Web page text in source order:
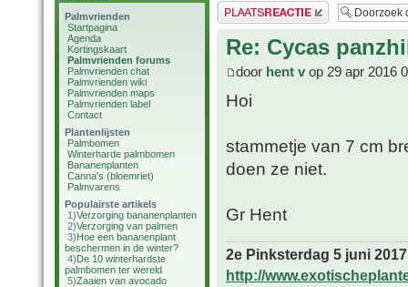
Palmvrienden
Startpagina
Agenda
Kortingskaart
Palmvrienden forums
Palmvrienden chat
Palmvrienden wiki
Palmvrienden maps
Palmvrienden label
Contact
Plantenlijsten
Palmbomen
Winterharde palmbomen
Bananenplanten
Canna's (bloemriet)
Palmvarens
Populairste artikels
1)Verzorging bananenplanten
2)Verzorging van palmen
3)Hoe een bananenplant
beschermen in de winter?
4)De 10 winterhardste
palmbomen ter wereld
5)Zaaien van avocado
Plaats een reactie
Re: Cycas
door hent v op 29 apr 2016
Hoi
stammetje van 7 cm
doen ze niet.
Gr Hent
2e Pinksterdag 5 juni
http://